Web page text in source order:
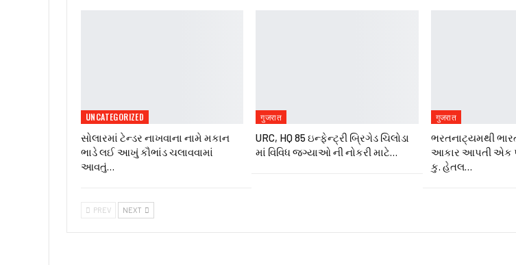
UNCATEGORIZED
સોલારમાં ટેન્ડર નાખવાના નામે મકાન
ભાડે લઈ આખું કૌભાંડ ચલાવવામાં
આવતું…
गुजरात
URC, HQ 85 ઇન્ફેન્ટ્રી બ્રિગેડ ચિલોડા
માં વિવિધ જગ્યાઓ ની નોકરી માટે…
गुजरात
ભરતનાટ્યમથી
આકાર આપતી એક
કુ. હેતલ…
PREV NEXT